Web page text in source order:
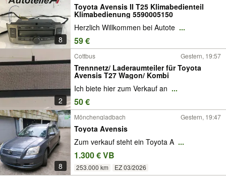
8
Toyota Avensis II T25 Klimabedienteil
Klimabedienung 5590005150
Herzlich Willkommen bei Autote ...
59 €
2
Cottbus Gestern, 19:57
Trennnetz/ Laderaumteiler für Toyota
Avensis T27 Wagon/ Kombi
Ich biete hier zum Verkauf an ...
50 €
8
Mönchengladbach Gestern, 19:47
Toyota Avensis
Zum verkauf steht ein Toyota A ...
1.300 € VB
253.000 km EZ 03/2026